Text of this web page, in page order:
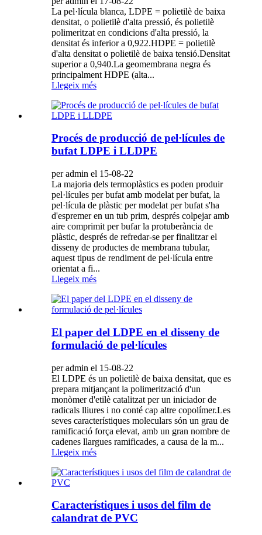
La pel·lícula blanca, LDPE = polietilè de baixa
densitat, o polietilè d'alta pressió, és polietilè
polimeritzat en condicions d'alta pressió, la
densitat és inferior a 0,922.HDPE = polietilè
d'alta densitat o polietilè de baixa tensió.Densitat
superior a 0,940.La geomembrana negra és
principalment HDPE (alta...
Llegeix més
Procés de producció de pel·lícules de
bufat LDPE i LLDPE
per admin el 15-08-22
La majoria dels termoplàstics es poden produir
pel·lícules per bufat amb modelat per bufat, la
pel·lícula de plàstic per modelat per bufat s'ha
d'espremer en un tub prim, després colpejar amb
aire comprimit per bufar la protuberància de
plàstic, després de refredar-se per finalitzar el
disseny de productes de membrana tubular,
aquest tipus de rendiment de pel·lícula entre
orientat a fi...
Llegeix més
El paper del LDPE en el disseny de
formulació de pel·lícules
per admin el 15-08-22
El LDPE és un polietilè de baixa densitat, que es
prepara mitjançant la polimerització d'un
monòmer d'etilè catalitzat per un iniciador de
radicals lliures i no conté cap altre copolímer.Les
seves característiques moleculars són un grau de
ramificació força elevat, amb un gran nombre de
cadenes llargues ramificades, a causa de la m...
Llegeix més
Característiques i usos del film de
calandrat de PVC